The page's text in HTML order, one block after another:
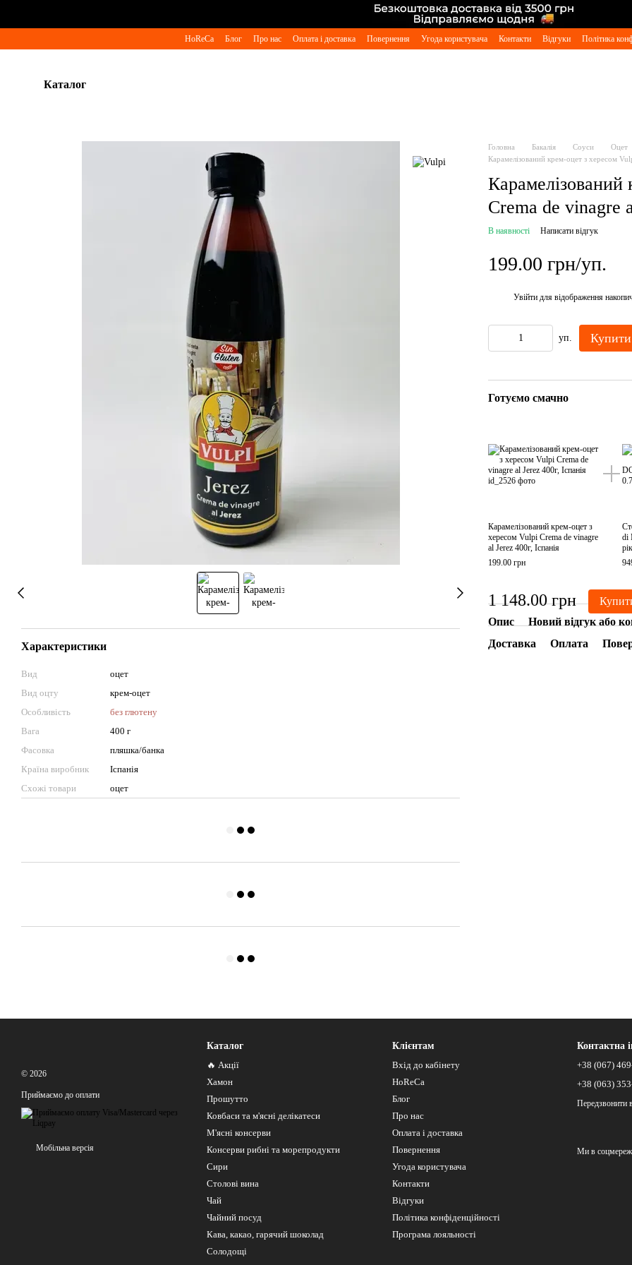
HoReCa Блог Про нас Оплата і доставка Повернення Угода користувача Контакти Відгуки Політика
Каталог
Характеристики
Вид
оцет
Вид оцту
крем-оцет
Особливість
без глютену
Вага
400 г
Фасовка
пляшка/банка
Країна виробник
Іспанія
Схожі товари
оцет
Головна Бакалія Соуси Оцет
Карамелізований крем-оцет з хересом
Crema de vinagre
В наявності Написати відгук
199.00 грн/уп.
Увійти для відображення
уп. Купити
Готуємо смачно
Карамелізований крем-оцет з
хересом Vulpi Crema de vinagre
al Jerez 400г, Іспанія
199.00 грн
di
1 148.00 грн
Опис
Новий відгук або
Доставка
Оплата
© 2026
Приймаємо до оплати
Мобільна версія
Каталог
🔥 Акції
Хамон
Прошутто
Ковбаси та м'ясні делікатеси
М'ясні консерви
Консерви рибні та морепродукти
Сири
Столові вина
Чай
Чайний посуд
Кава, какао, гарячий шоколад
Солодощі
Клієнтам
Вхід до кабінету
HoReCa
Блог
Про нас
Оплата і доставка
Повернення
Угода користувача
Контакти
Відгуки
Політика конфіденційності
Програма лояльності
Контактна
+38 (067)
+38 (063)
Передзвонити
Ми в